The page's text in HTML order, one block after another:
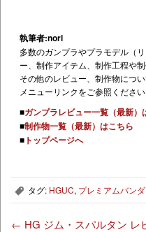
執筆者:nori
多数のガンプラやプラモデル（
ー、制作アイテム、制作工程や
その他のレビュー、制作物につ
メニューリンクをご参照ください
■ガンプラレビュー一覧（最新）
■制作物一覧（最新）はこちら
■ トップページへ
, タグ: HGUC, プレミアムバン
← HG ジム・スパルタン レ